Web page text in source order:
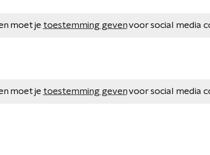
moet je toestemming gevenvoor social media
moet je toestemming gevenvoor social media